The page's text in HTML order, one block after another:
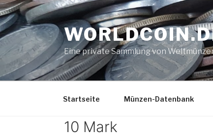
Zum
Inhalt
springen
Eine private Sammlung von
Startseite Münzen-Datenbank
10 Mark